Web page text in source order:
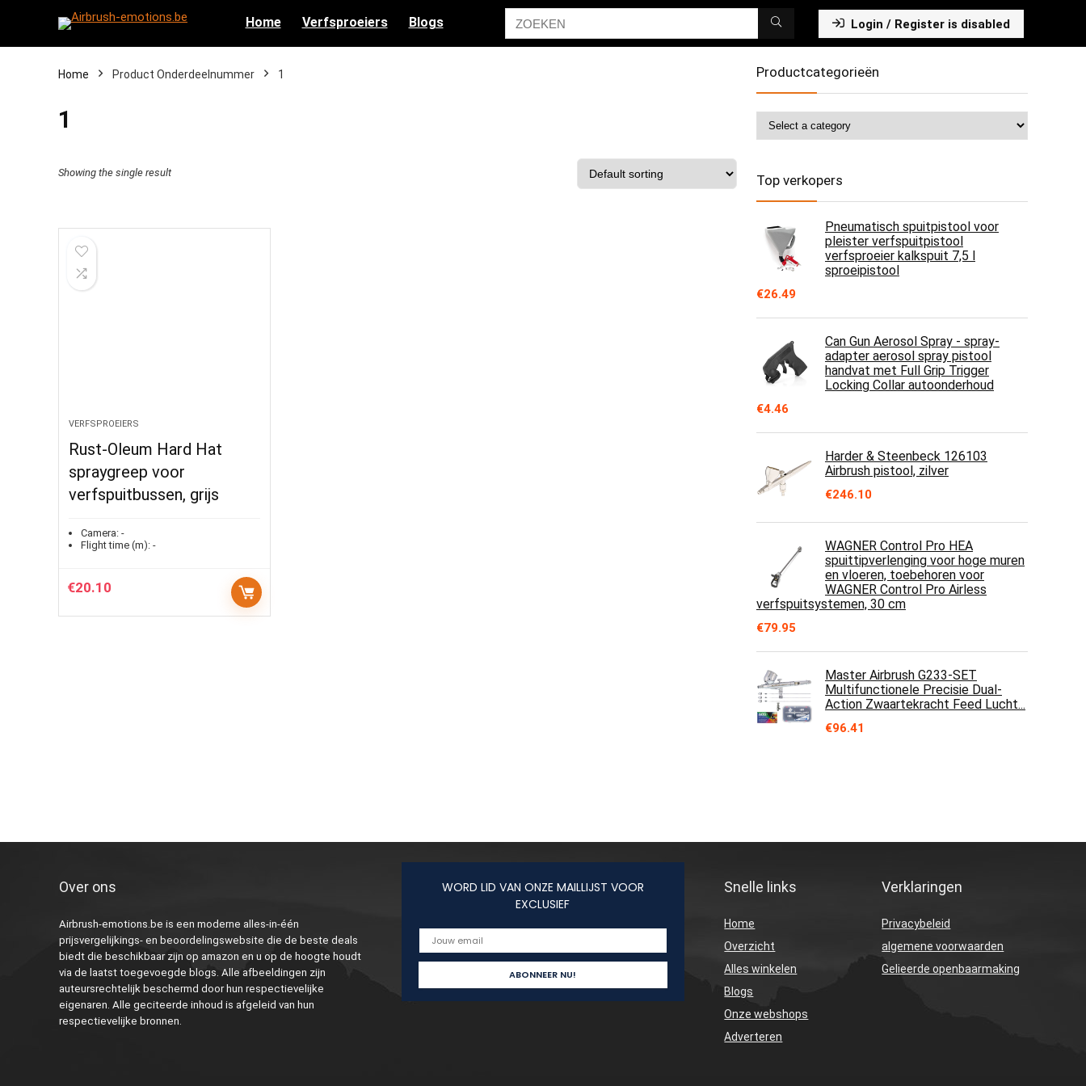
Home Verfsproeiers Blogs Login / Register is disabled
Home Product Onderdeelnummer ‎1
‎1
Showing the single result
VERFSPROEIERS
Rust-Oleum Hard Hat
spraygreep voor
verfspuitbussen, grijs
Camera: -
Flight time (m): -
€20.10
Productcategorieën
Top verkopers
Pneumatisch spuitpistool voor
pleister verfspuitpistool
verfsproeier kalkspuit 7,5 l
sproeipistool
€26.49
Can Gun Aerosol Spray - spray-
adapter aerosol spray pistool
handvat met Full Grip Trigger
Locking Collar autoonderhoud
€4.46
Harder & Steenbeck 126103
Airbrush pistool, zilver
€246.10
WAGNER Control Pro HEA
spuittipverlenging voor hoge muren
en vloeren, toebehoren voor
WAGNER Control Pro Airless
verfspuitsystemen, 30 cm
€79.95
Master Airbrush G233-SET
Multifunctionele Precisie Dual-
Action Zwaartekracht Feed Lucht...
€96.41
Over ons
Airbrush-emotions.be is een moderne alles-in-één
prijsvergelijkings- en beoordelingswebsite die de beste deals
biedt die beschikbaar zijn op amazon en u op de hoogte houdt
via de laatst toegevoegde blogs. Alle afbeeldingen zijn
auteursrechtelijk beschermd door hun respectievelijke
eigenaren. Alle geciteerde inhoud is afgeleid van hun
respectievelijke bronnen.
WORD LID VAN ONZE MAILLIJST VOOR
EXCLUSIEF
Snelle links
Home
Overzicht
Alles winkelen
Blogs
Onze webshops
Adverteren
Verklaringen
Privacybeleid
algemene voorwaarden
Gelieerde openbaarmaking